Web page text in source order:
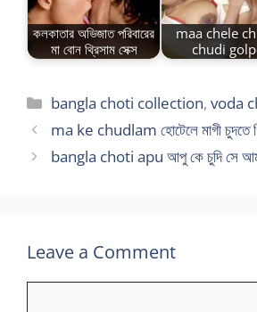
কলকাতার অভিজাত পরিবারের
মা বোন থ্রিসাম সেক্স
maa chele
chudi
Categories
bangla choti collection,voda
ma ke chudlam হোটেলে মাগী চুদতে
bangla choti apu আপু কে চুদি সে
Leave a Comment